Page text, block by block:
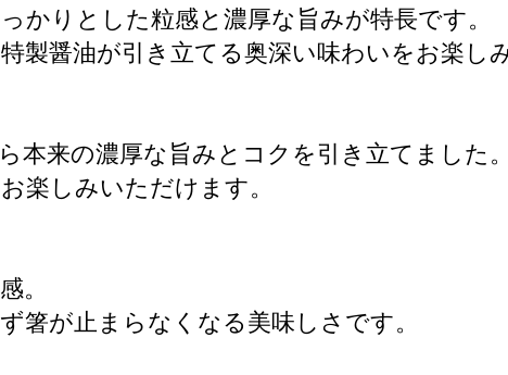
かりとした粒感と濃厚な旨みが特長です。
製醤油が引き立てる奥深い味わいをお楽し
本来の濃厚な旨みとコクを引き立てました。
楽しみいただけます。
。
箸が止まらなくなる美味しさです。